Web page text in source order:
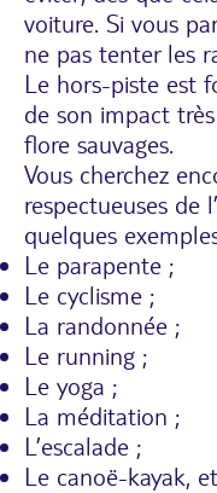
voiture. Si vous
ne pas tenter les
Le hors-piste est
de son impact
flore sauvages.
Vous cherchez
respectueuses de
quelques
Le parapente ;
Le cyclisme ;
La randonnée ;
Le running ;
Le yoga ;
La méditation ;
L’escalade ;
Le canoë-kayak,